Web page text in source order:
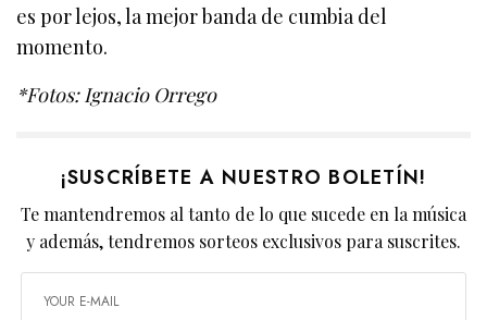
es por lejos, la mejor banda de cumbia del
momento.
*Fotos: Ignacio Orrego
¡SUSCRÍBETE A NUESTRO BOLETÍN!
Te mantendremos al tanto de lo que sucede en la música
y además, tendremos sorteos exclusivos para suscrites.